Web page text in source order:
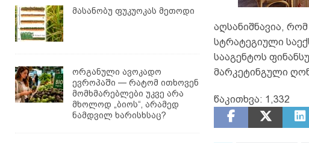
აღსანიშნავია,
სტრატეგიული
სააგენტოს
მარკეტინგული
წაკითხვა: 1,332
მასანობუ ფუკუოკას მეთოდი
ორგანული ავოკადო
ევროპაში — რატომ ითხოვენ
მომხმარებლები უკვე არა
მხოლოდ „ბიოს“, არამედ
ნამდვილ ხარისხსაც?